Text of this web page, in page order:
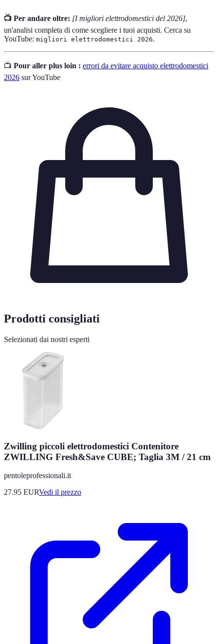
📺 Per andare oltre: [I migliori elettrodomestici del 2026],
un'analisi completa di come scegliere i tuoi acquisti. Cerca su
YouTube: migliori elettrodomestici 2026.
📺 Pour aller plus loin : errori da evitare acquisto elettrodomestici
2026 sur YouTube
Prodotti consigliati
Selezionati dai nostri esperti
Zwilling piccoli elettrodomestici Contenitore
ZWILLING Fresh&Save CUBE; Taglia 3M / 21 cm
pentoleprofessionali.it
27.95 EURVedi il prezzo